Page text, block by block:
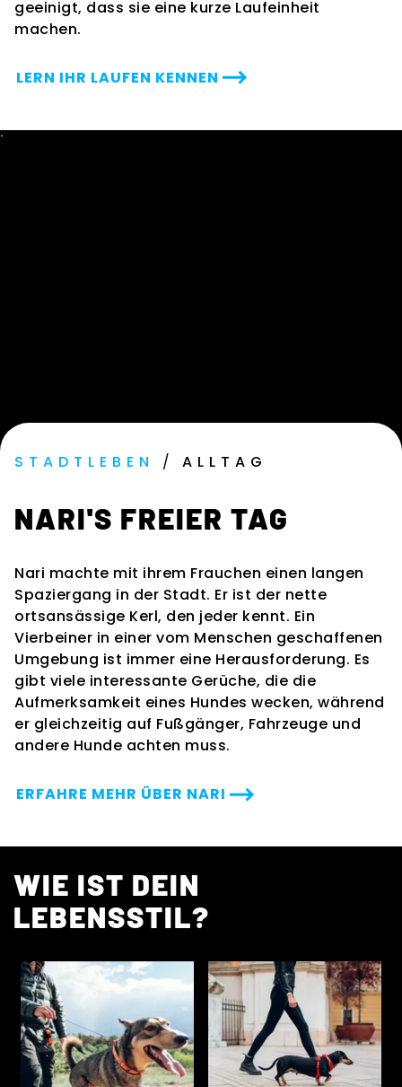
geeinigt, dass sie eine kurze Laufeinheit
machen.
LERN IHR LAUFEN KENNEN
˙
STADTLEBEN / ALLTAG
NARI'S FREIER TAG
Nari machte mit ihrem Frauchen einen langen
Spaziergang in der Stadt. Er ist der nette
ortsansässige Kerl, den jeder kennt. Ein
Vierbeiner in einer vom Menschen geschaffenen
Umgebung ist immer eine Herausforderung. Es
gibt viele interessante Gerüche, die die
Aufmerksamkeit eines Hundes wecken, während
er gleichzeitig auf Fußgänger, Fahrzeuge und
andere Hunde achten muss.
ERFAHRE MEHR ÜBER NARI
WIE IST DEIN
LEBENSSTIL?